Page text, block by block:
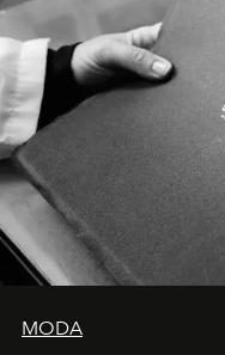
MODA